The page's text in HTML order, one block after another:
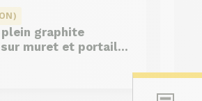
graphite
muret et portail